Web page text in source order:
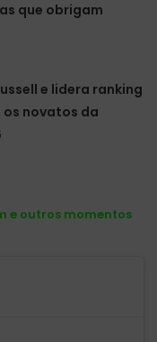
que obrigam
e lidera ranking
novatos da
e outros momentos